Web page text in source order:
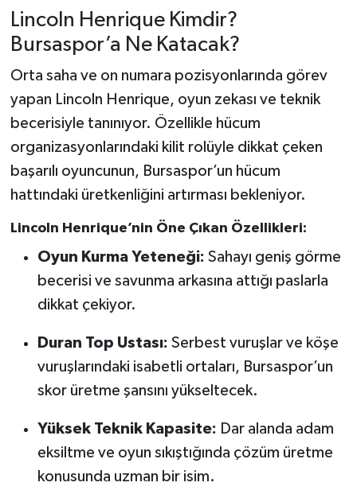
Lincoln Henrique Kimdir?
Bursaspor’a Ne Katacak?
Orta saha ve on numara pozisyonlarında görev
yapan Lincoln Henrique, oyun zekası ve teknik
becerisiyle tanınıyor. Özellikle hücum
organizasyonlarındaki kilit rolüyle dikkat çeken
başarılı oyuncunun, Bursaspor’un hücum
hattındaki üretkenliğini artırması bekleniyor.
Lincoln Henrique’nin Öne Çıkan Özellikleri:
Oyun Kurma Yeteneği: Sahayı geniş görme
becerisi ve savunma arkasına attığı paslarla
dikkat çekiyor.
Duran Top Ustası: Serbest vuruşlar ve köşe
vuruşlarındaki isabetli ortaları, Bursaspor’un
skor üretme şansını yükseltecek.
Yüksek Teknik Kapasite: Dar alanda adam
eksiltme ve oyun sıkıştığında çözüm üretme
konusunda uzman bir isim.